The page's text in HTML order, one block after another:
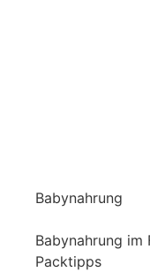
Babynahrung
Babynahrung im
Packtipps